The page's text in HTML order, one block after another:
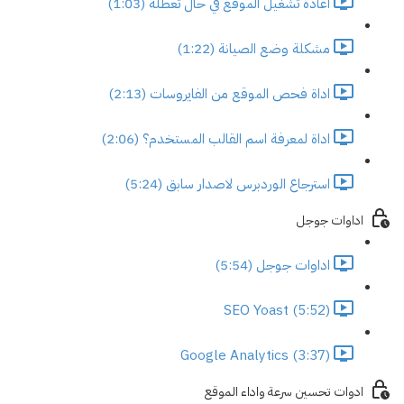
مشكلة وضع الصيانة (1:22)
اداة فحص الموقع من الفايروسات (2:13)
اداة لمعرفة اسم القالب المستخدم؟ (2:06)
استرجاع الوردبرس لاصدار سابق (5:24)
اداوات جوجل
اداوات جوجل (5:54)
SEO Yoast (5:52)
Google Analytics (3:37)
ادوات تحسين سرعة واداء الموقع